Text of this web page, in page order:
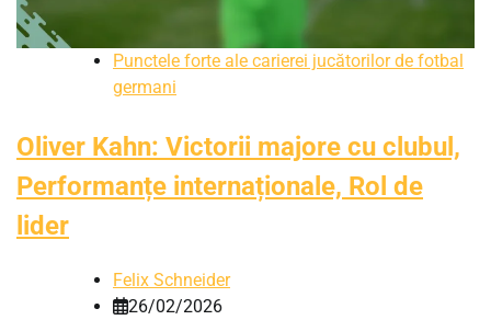
Punctele forte ale carierei jucătorilor de fotbal
germani
Oliver Kahn: Victorii majore cu clubul,
Performanțe internaționale, Rol de
lider
Felix Schneider
26/02/2026